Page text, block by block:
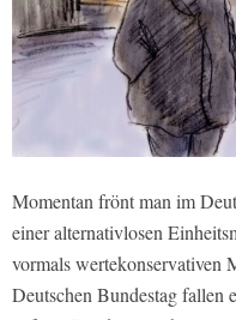
Momentan frönt man im
einer alternativlosen
vormals wertekonservativen
Deutschen Bundestag fallen